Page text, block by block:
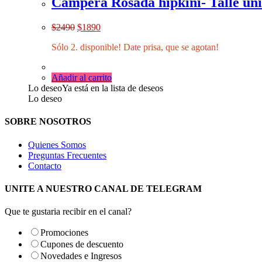
$2490 El
original
$1890El
actual
Sólo 2. disponible! Date prisa, que se agotan!
Añadir al carrito
Lo deseoYa está en la lista de deseos
Lo deseo
SOBRE NOSOTROS
Quienes Somos
Preguntas Frecuentes
Contacto
UNITE A NUESTRO CANAL DE TELEGRAM
Que te gustaria recibir en el canal?
Promociones
Cupones de descuento
Novedades e Ingresos